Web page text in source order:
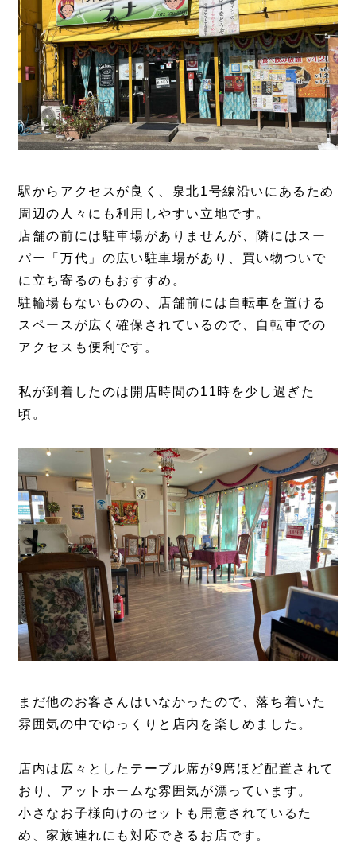
駅からアクセスが良く、泉北1号線沿いにあるため
周辺の人々にも利用しやすい立地です。
店舗の前には駐車場がありませんが、隣にはスー
パー「万代」の広い駐車場があり、買い物ついで
に立ち寄るのもおすすめ。
駐輪場もないものの、店舗前には自転車を置ける
スペースが広く確保されているので、自転車での
アクセスも便利です。
私が到着したのは開店時間の11時を少し過ぎた
頃。
まだ他のお客さんはいなかったので、落ち着いた
雰囲気の中でゆっくりと店内を楽しめました。
店内は広々としたテーブル席が9席ほど配置されて
おり、アットホームな雰囲気が漂っています。
小さなお子様向けのセットも用意されているた
め、家族連れにも対応できるお店です。